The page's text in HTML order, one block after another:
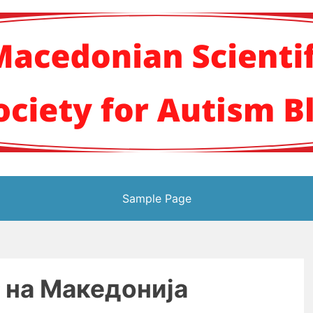
научно
Sample Page
Македонија